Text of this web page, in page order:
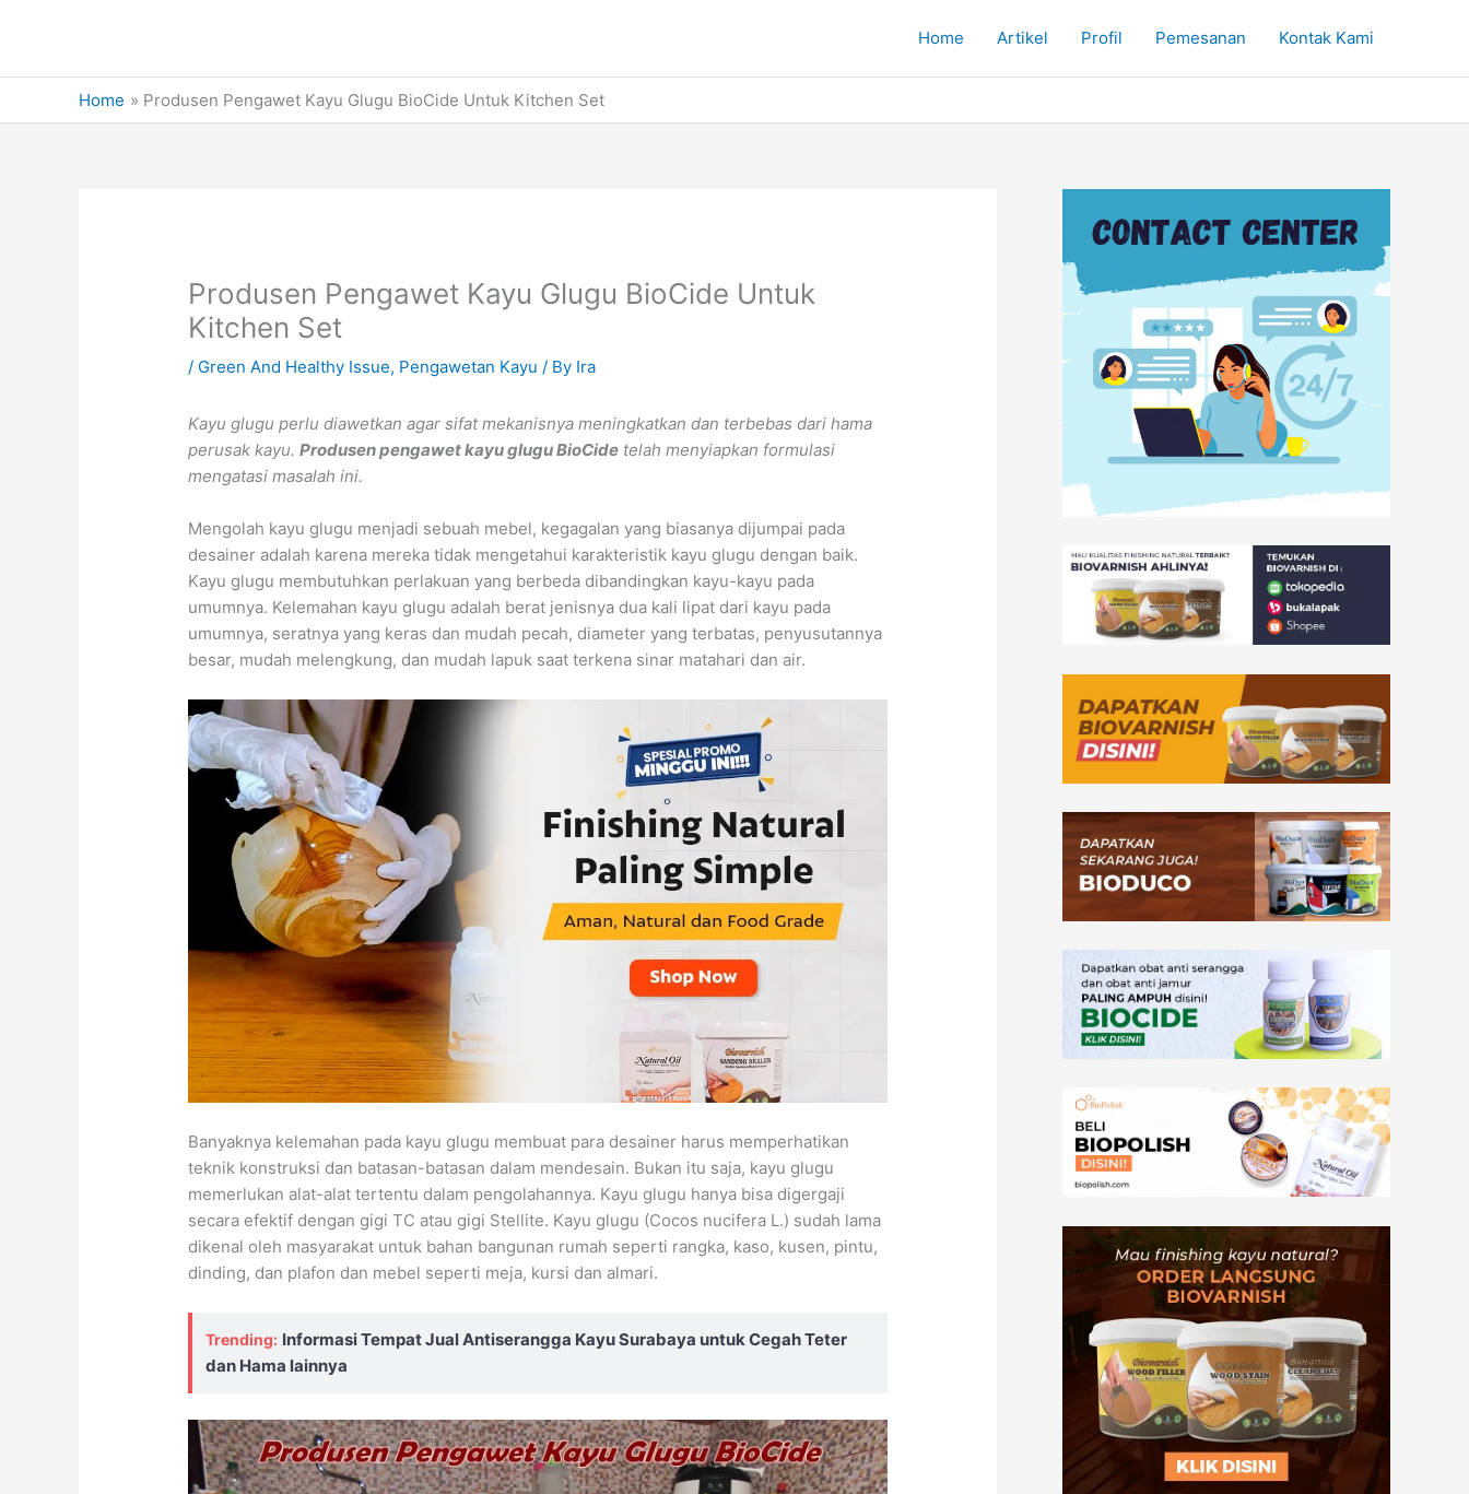
Home Artikel Profil Pemesanan Kontak Kami
Home Produsen Pengawet Kayu Glugu BioCide Untuk Kitchen Set
Produsen Pengawet Kayu Glugu BioCide Untuk
Kitchen Set
/ Green And Healthy Issue, Pengawetan Kayu / By Ira
Kayu glugu perlu diawetkan agar sifat mekanisnya meningkatkan dan terbebas dari hama
perusak kayu.Produsen pengawet kayu glugu BioCide telah menyiapkan formulasi
mengatasi masalah ini.
Mengolah kayu glugu menjadi sebuah mebel, kegagalan yang biasanya dijumpai pada
desainer adalah karena mereka tidak mengetahui karakteristik kayu glugu dengan baik.
Kayu glugu membutuhkan perlakuan yang berbeda dibandingkan kayu-kayu pada
umumnya. Kelemahan kayu glugu adalah berat jenisnya dua kali lipat dari kayu pada
umumnya, seratnya yang keras dan mudah pecah, diameter yang terbatas, penyusutannya
besar, mudah melengkung, dan mudah lapuk saat terkena sinar matahari dan air.
Banyaknya kelemahan pada kayu glugu membuat para desainer harus memperhatikan
teknik konstruksi dan batasan-batasan dalam mendesain. Bukan itu saja, kayu glugu
memerlukan alat-alat tertentu dalam pengolahannya. Kayu glugu hanya bisa digergaji
secara efektif dengan gigi TC atau gigi Stellite. Kayu glugu (Cocos nucifera L.) sudah lama
dikenal oleh masyarakat untuk bahan bangunan rumah seperti rangka, kaso, kusen, pintu,
dinding, dan plafon dan mebel seperti meja, kursi dan almari.
Trending: Informasi Tempat Jual Antiserangga Kayu Surabaya untuk Cegah Teter
dan Hama lainnya